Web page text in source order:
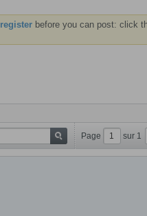
registerbefore you can post: click
Page sur 1